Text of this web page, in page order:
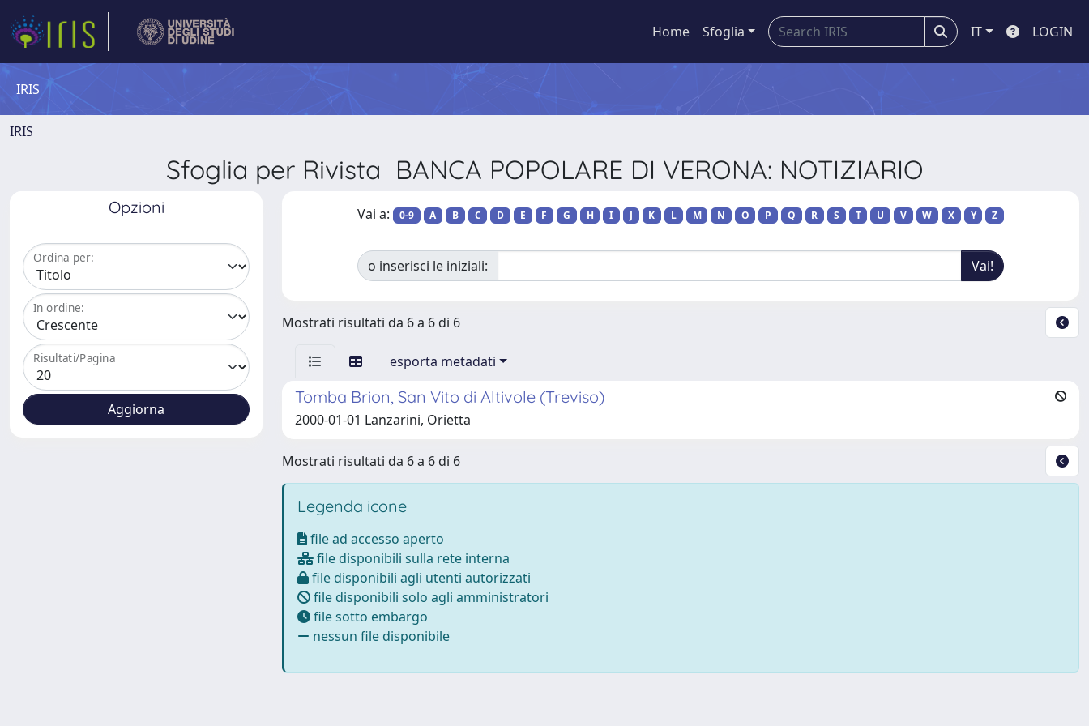
Home Sfoglia IT LOGIN
IRIS
IRIS
Sfoglia per Rivista BANCA POPOLARE DI VERONA: NOTIZIARIO
Opzioni
Ordina per:
In ordine:
Risultati/Pagina
Vai a: 0-9 A B C D E F G H I J K L M N O P Q R S T U V W X Y Z
o inserisci le iniziali:
Mostrati risultati da 6 a 6 di 6
esporta metadati
Tomba Brion, San Vito di Altivole (Treviso)
2000-01-01 Lanzarini, Orietta
Mostrati risultati da 6 a 6 di 6
Legenda icone
file ad accesso aperto
file disponibili sulla rete interna
file disponibili agli utenti autorizzati
file disponibili solo agli amministratori
file sotto embargo
nessun file disponibile